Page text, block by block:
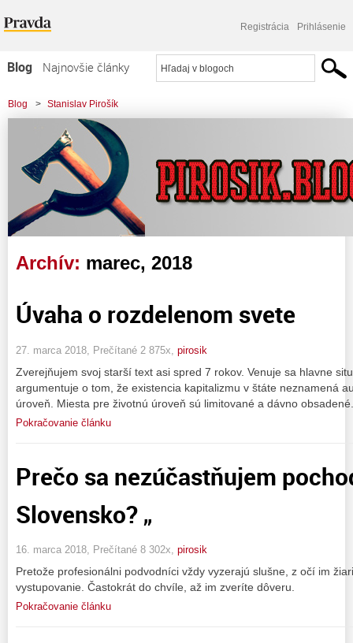
Registrácia Prihlásenie
Blog
Najnovšie články
Najčítanejšie články
Najkomentovanejšie články
Zoznam blogov
Komerčné blogy
Blog > Stanislav Pirošík
Archív: marec, 2018
Úvaha o rozdelenom svete
27. marca 2018, Prečítané 2 875x, pirosik
Zverejňujem svoj starší text asi spred 7 rokov. Venuje sa hlavne
argumentuje o tom, že existencia kapitalizmu v štáte neznamená
úroveň. Miesta pre životnú úroveň sú limitované a dávno obsadené.
Pokračovanie článku
Prečo sa nezúčastňujem
Slovensko? „
16. marca 2018, Prečítané 8 302x, pirosik
Pretože profesionálni podvodníci vždy vyzerajú slušne, z očí im
vystupovanie. Častokrát do chvíle, až im zveríte dôveru.
Pokračovanie článku